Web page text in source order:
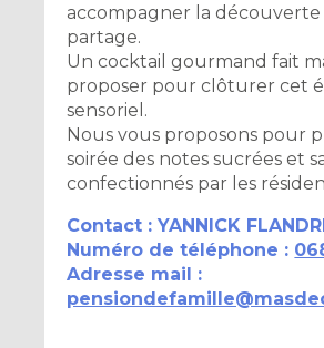
accompagner la
partage.
Un cocktail gourmand fait
proposer pour clôturer cet
sensoriel.
Nous vous proposons pour
soirée des notes sucrées et
confectionnés par les
Contact : YANNICK
Numéro de téléphone :
Adresse mail :